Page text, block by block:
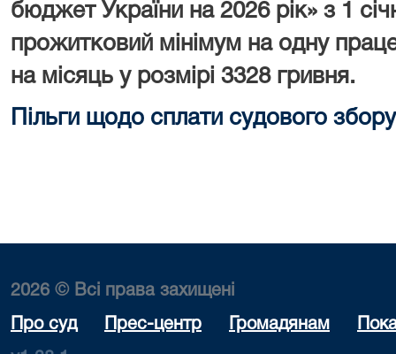
бюджет України на 2026 рік» з 1
прожитковий мінімум на одну
на місяць у розмірі 3328 гривня.
Пільги щодо сплати судового збору
2026 © Всі права захищені
Про суд Прес-центр Громадянам